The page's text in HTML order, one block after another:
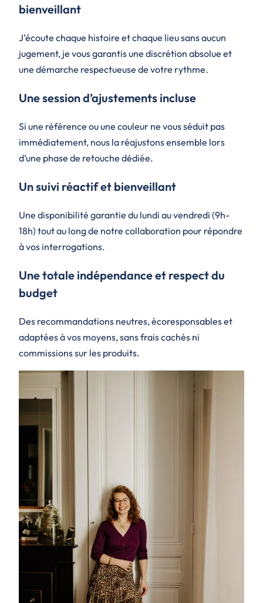
bienveillant
J’écoute chaque histoire et chaque lieu sans aucun
jugement, je vous garantis une discrétion absolue et
une démarche respectueuse de votre rythme.
Une session d’ajustements incluse
Si une référence ou une couleur ne vous séduit pas
immédiatement, nous la réajustons ensemble lors
d’une phase de retouche dédiée.
Un suivi réactif et bienveillant
Une disponibilité garantie du lundi au vendredi (9h-
18h) tout au long de notre collaboration pour répondre
à vos interrogations.
Une totale indépendance et respect du
budget
Des recommandations neutres, écoresponsables et
adaptées à vos moyens, sans frais cachés ni
commissions sur les produits.